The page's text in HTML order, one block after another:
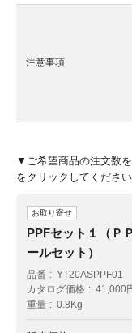
注意事項
▼ご希望商品の注文数
をクリックしてください
お取り寄せ
PPFセット１（Ｐ
ールセット）
品番
YT20ASPPF01
カタログ価格
41,000
重量
0.8Kg